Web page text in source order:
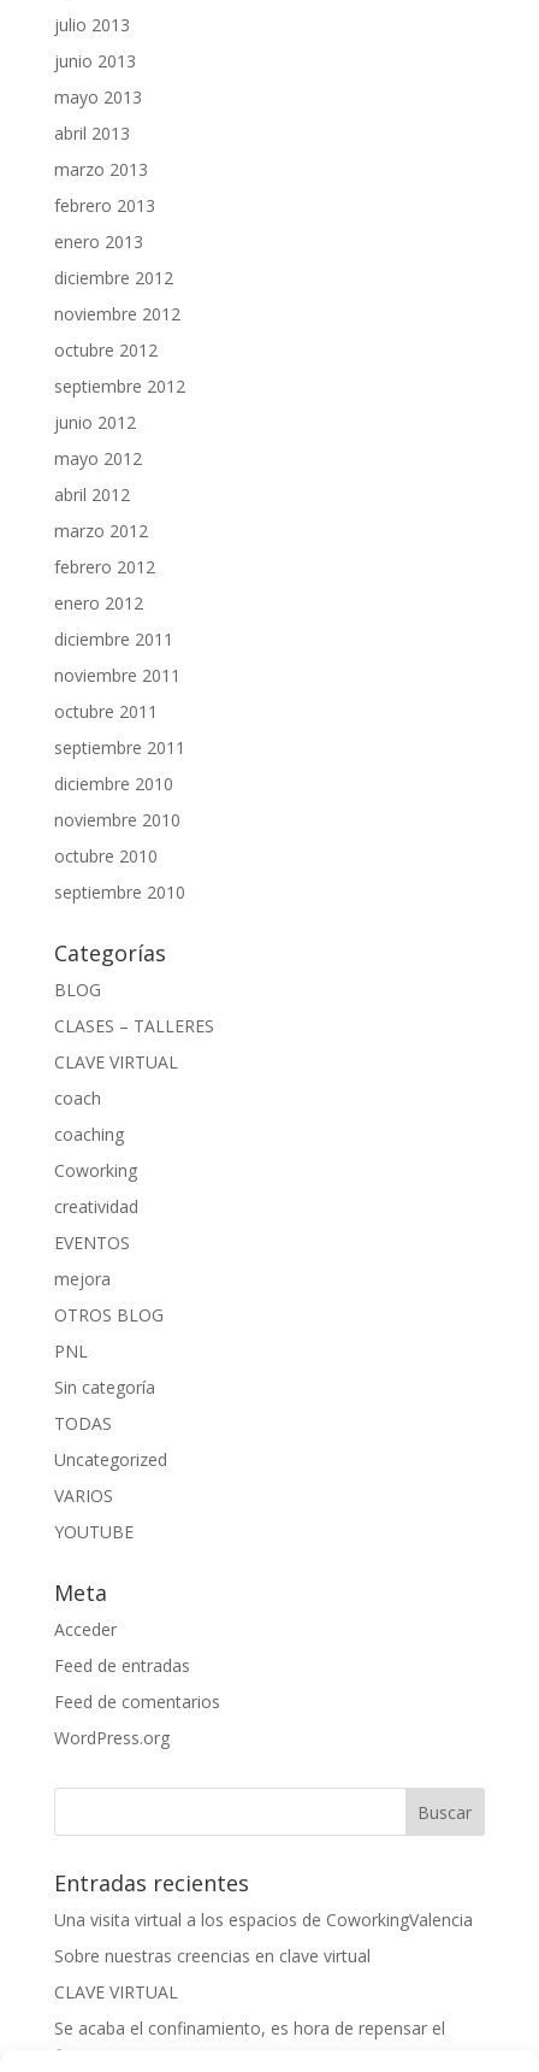
julio 2013
junio 2013
mayo 2013
abril 2013
marzo 2013
febrero 2013
enero 2013
diciembre 2012
noviembre 2012
octubre 2012
septiembre 2012
junio 2012
mayo 2012
abril 2012
marzo 2012
febrero 2012
enero 2012
diciembre 2011
noviembre 2011
octubre 2011
septiembre 2011
diciembre 2010
noviembre 2010
octubre 2010
septiembre 2010
Categorías
BLOG
CLASES – TALLERES
CLAVE VIRTUAL
coach
coaching
Coworking
creatividad
EVENTOS
mejora
OTROS BLOG
PNL
Sin categoría
TODAS
Uncategorized
VARIOS
YOUTUBE
Meta
Acceder
Feed de entradas
Feed de comentarios
WordPress.org
Entradas recientes
Una visita virtual a los espacios de CoworkingValencia
Sobre nuestras creencias en clave virtual
CLAVE VIRTUAL
Se acaba el confinamiento, es hora de repensar el
futuro